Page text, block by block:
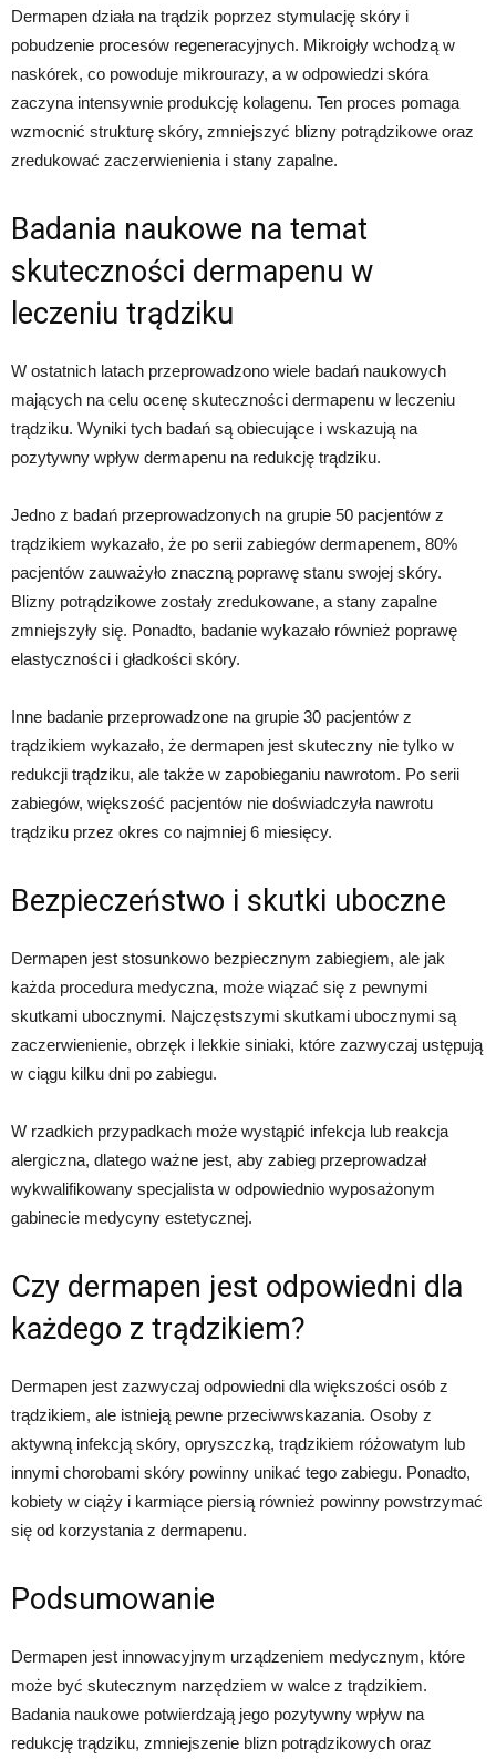
Dermapen działa na trądzik poprzez stymulację skóry i
pobudzenie procesów regeneracyjnych. Mikroigły wchodzą w
naskórek, co powoduje mikrourazy, a w odpowiedzi skóra
zaczyna intensywnie produkcję kolagenu. Ten proces pomaga
wzmocnić strukturę skóry, zmniejszyć blizny potrądzikowe oraz
zredukować zaczerwienienia i stany zapalne.
Badania naukowe na temat
skuteczności dermapenu w
leczeniu trądziku
W ostatnich latach przeprowadzono wiele badań naukowych
mających na celu ocenę skuteczności dermapenu w leczeniu
trądziku. Wyniki tych badań są obiecujące i wskazują na
pozytywny wpływ dermapenu na redukcję trądziku.
Jedno z badań przeprowadzonych na grupie 50 pacjentów z
trądzikiem wykazało, że po serii zabiegów dermapenem, 80%
pacjentów zauważyło znaczną poprawę stanu swojej skóry.
Blizny potrądzikowe zostały zredukowane, a stany zapalne
zmniejszyły się. Ponadto, badanie wykazało również poprawę
elastyczności i gładkości skóry.
Inne badanie przeprowadzone na grupie 30 pacjentów z
trądzikiem wykazało, że dermapen jest skuteczny nie tylko w
redukcji trądziku, ale także w zapobieganiu nawrotom. Po serii
zabiegów, większość pacjentów nie doświadczyła nawrotu
trądziku przez okres co najmniej 6 miesięcy.
Bezpieczeństwo i skutki uboczne
Dermapen jest stosunkowo bezpiecznym zabiegiem, ale jak
każda procedura medyczna, może wiązać się z pewnymi
skutkami ubocznymi. Najczęstszymi skutkami ubocznymi są
zaczerwienienie, obrzęk i lekkie siniaki, które zazwyczaj ustępują
w ciągu kilku dni po zabiegu.
W rzadkich przypadkach może wystąpić infekcja lub reakcja
alergiczna, dlatego ważne jest, aby zabieg przeprowadzał
wykwalifikowany specjalista w odpowiednio wyposażonym
gabinecie medycyny estetycznej.
Czy dermapen jest odpowiedni dla
każdego z trądzikiem?
Dermapen jest zazwyczaj odpowiedni dla większości osób z
trądzikiem, ale istnieją pewne przeciwwskazania. Osoby z
aktywną infekcją skóry, opryszczką, trądzikiem różowatym lub
innymi chorobami skóry powinny unikać tego zabiegu. Ponadto,
kobiety w ciąży i karmiące piersią również powinny powstrzymać
się od korzystania z dermapenu.
Podsumowanie
Dermapen jest innowacyjnym urządzeniem medycznym, które
może być skutecznym narzędziem w walce z trądzikiem.
Badania naukowe potwierdzają jego pozytywny wpływ na
redukcję trądziku, zmniejszenie blizn potrądzikowych oraz